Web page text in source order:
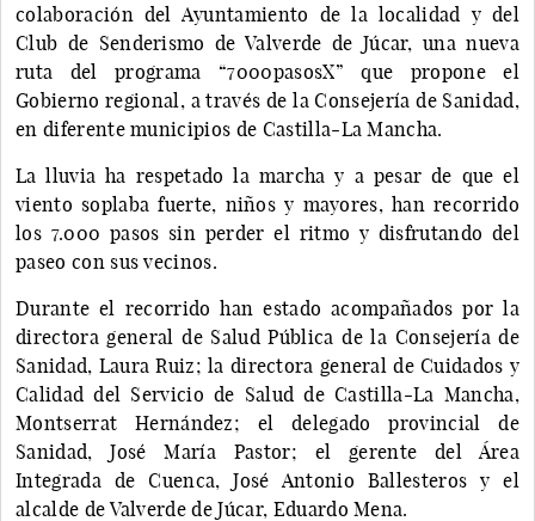
colaboración del Ayuntamiento de la localidad y del
Club de Senderismo de Valverde de Júcar, una nueva
ruta del programa “7000pasosX” que propone el
Gobierno regional, a través de la Consejería de Sanidad,
en diferente municipios de Castilla-La Mancha.
La lluvia ha respetado la marcha y a pesar de que el
viento soplaba fuerte, niños y mayores, han recorrido
los 7.000 pasos sin perder el ritmo y disfrutando del
paseo con sus vecinos.
Durante el recorrido han estado acompañados por la
directora general de Salud Pública de la Consejería de
Sanidad, Laura Ruiz; la directora general de Cuidados y
Calidad del Servicio de Salud de Castilla-La Mancha,
Montserrat Hernández; el delegado provincial de
Sanidad, José María Pastor; el gerente del Área
Integrada de Cuenca, José Antonio Ballesteros y el
alcalde de Valverde de Júcar, Eduardo Mena.